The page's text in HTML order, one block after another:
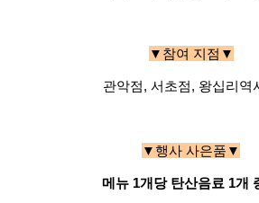
▼참여 지점▼
관악점, 서초점, 왕십리역
▼행사 사은품▼
메뉴 1개당 탄산음료 1개